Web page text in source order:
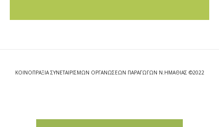
ΚΟΙΝΟΠΡΑΞΙΑ ΣΥΝΕΤΑΙΡΙΣΜΩΝ ΟΡΓΑΝΩΣΕΩΝ ΠΑΡΑΓΩΓΩΝ Ν.ΗΜΑΘΙΑΣ ©2022